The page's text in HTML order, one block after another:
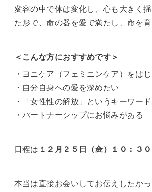
変容の中で体は変化し、心も大きく
た形で、命の器を愛で満たし、命を
＜こんな方におすすめです＞
・ヨニケア（フェミニンケア）をは
・自分自身への愛を深めたい
・「女性性の解放」というキーワー
・パートナーシップにお悩みがある
日程は １２月２５日（金）１０：３
本当は直接お会いしてお伝えしたか